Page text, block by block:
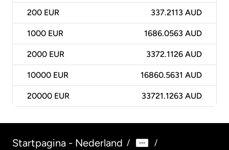
200 EUR 337.2113 AUD
1000 EUR 1686.0563 AUD
2000 EUR 3372.1126 AUD
10000 EUR 16860.5631 AUD
20000 EUR 33721.1263 AUD
Startpagina - Nederland / /